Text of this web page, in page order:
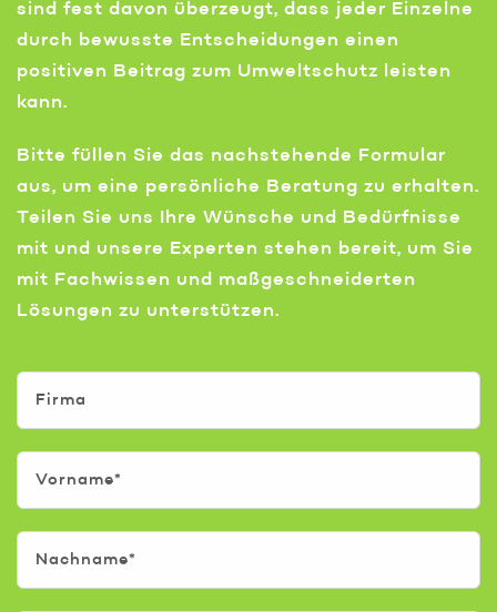
sind fest davon überzeugt, dass jeder Einzelne
durch bewusste Entscheidungen einen
positiven Beitrag zum Umweltschutz leisten
kann.
Bitte füllen Sie das nachstehende Formular
aus, um eine persönliche Beratung zu erhalten.
Teilen Sie uns Ihre Wünsche und Bedürfnisse
mit und unsere Experten stehen bereit, um Sie
mit Fachwissen und maßgeschneiderten
Lösungen zu unterstützen.